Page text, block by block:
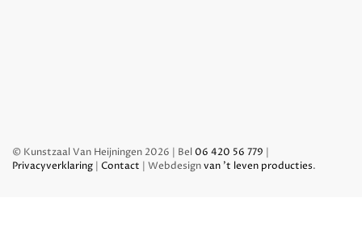
© Kunstzaal Van Heijningen 2026 | Bel 06 420 56 779 |
Privacyverklaring | Contact | Webdesignvan 't leven producties.